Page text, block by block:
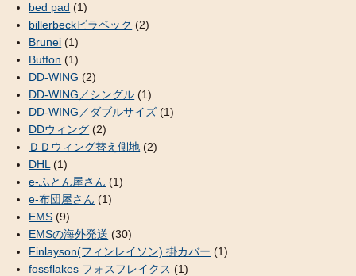
bed pad (1)
billerbeckビラベック (2)
Brunei (1)
Buffon (1)
DD-WING (2)
DD-WING／シングル (1)
DD-WING／ダブルサイズ (1)
DDウィング (2)
ＤＤウィング替え側地 (2)
DHL (1)
e-ふとん屋さん (1)
e-布団屋さん (1)
EMS (9)
EMSの海外発送 (30)
Finlayson(フィンレイソン) 掛カバー (1)
fossflakes フォスフレイクス (1)